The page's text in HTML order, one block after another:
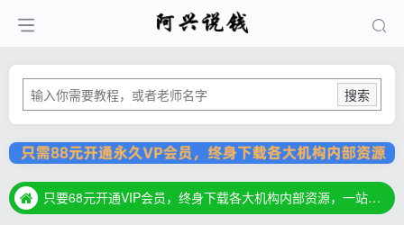
搜索
只要68元开通VIP会员，终身下载各大机构内部资源，一站式草根创业基地，最新最强网赚教程大全，小投入，大回报！
只要68元开通VIP会员，终身下载各大机构内部资源，一站式草根创业基地，最新最强网赚教程大全，小投入，大回报！